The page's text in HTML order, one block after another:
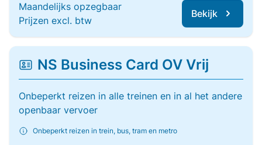
Maandelijks opzegbaar
Prijzen excl. btw
Bekijk
NS Business Card OV Vrij
Onbeperkt reizen in alle treinen en in al het andere
openbaar vervoer
Onbeperkt reizen in trein, bus, tram en metro